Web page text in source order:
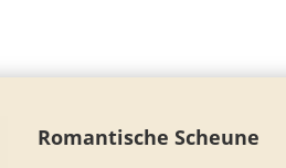
Romantische Scheune